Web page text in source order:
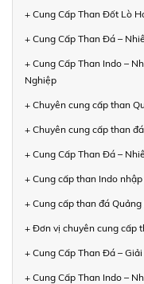
+ Cung Cấp Than Đốt Lò
+ Cung Cấp Than Đá –
+ Cung Cấp Than Indo –
Nghiệp
+ Chuyên cung cấp than
+ Chuyên cung cấp than
+ Cung Cấp Than Đá –
+ Cung cấp than Indo
+ Cung cấp than đá
+ Đơn vị chuyên cung cấp
+ Cung Cấp Than Đá –
+ Cung Cấp Than Indo –